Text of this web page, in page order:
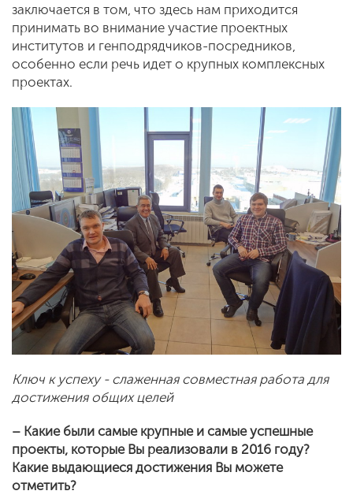
заключается в том, что здесь нам приходится
принимать во внимание участие проектных
институтов и генподрядчиков-посредников,
особенно если речь идет о крупных комплексных
проектах.
Ключ к успеху - слаженная совместная работа для
достижения общих целей
– Какие были самые крупные и самые успешные
проекты, которые Вы реализовали в 2016 году?
Какие выдающиеся достижения Вы можете
отметить?